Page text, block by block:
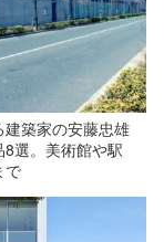
建築家の安藤忠雄
選。美術館や駅
で